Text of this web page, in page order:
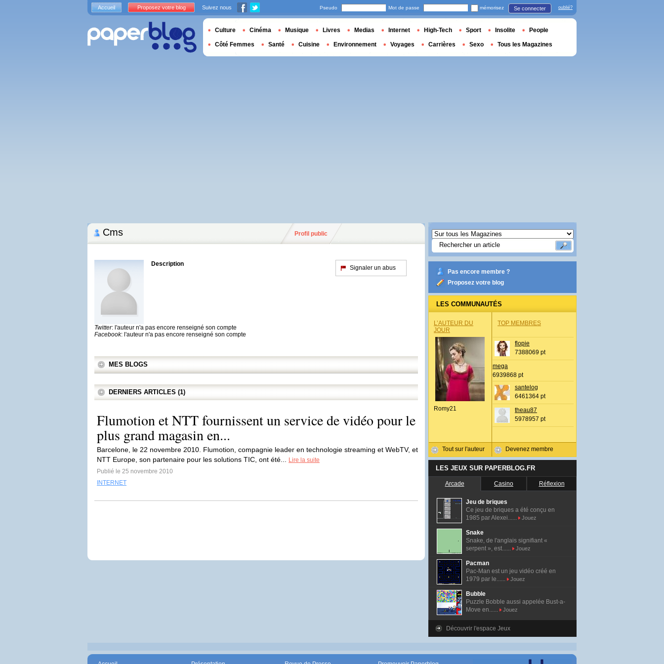
Cms Profil public
Description
Twitter: l'auteur n'a pas encore renseigné son compte
Facebook: l'auteur n'a pas encore renseigné son compte
Signaler un abus
MES BLOGS
DERNIERS ARTICLES (1)
Flumotion et NTT fournissent un service de vidéo pour le
plus grand magasin en...
Barcelone, le 22 novembre 2010. Flumotion, compagnie leader en technologie streaming et WebTV, et
NTT Europe, son partenaire pour les solutions TIC, ont été...
Lire la suite
Publié le 25 novembre 2010
INTERNET
Pas encore membre ?
Proposez votre blog
LES COMMUNAUTÉS
L’AUTEUR DU
JOUR
Romy21
Tout sur l'auteur
TOP MEMBRES
flopie
7388069 pt
mega
6939868 pt
santelog
6461364 pt
theau87
5978957 pt
Devenez membre
LES JEUX SUR PAPERBLOG.FR
Arcade Casino Réflexion
Jeu de briques
Ce jeu de briques a été conçu en
1985 par Alexei......
Jouez
Snake
Snake, de l'anglais signifiant «
serpent », est......
Jouez
Pacman
Pac-Man est un jeu vidéo créé en
1979 par le......
Jouez
Bubble
Puzzle Bobble aussi appelée Bust-a-
Move en......
Jouez
Découvrir l'espace Jeux
Accueil Proposez votre blog Suivez nous Pseudo Mot de passe mémorisez Se connecter oublié?
Culture Cinéma Musique Livres Medias Internet High-Tech Sport Insolite People
Côté Femmes Santé Cuisine Environnement Voyages Carrières Sexo Tous les Magazines